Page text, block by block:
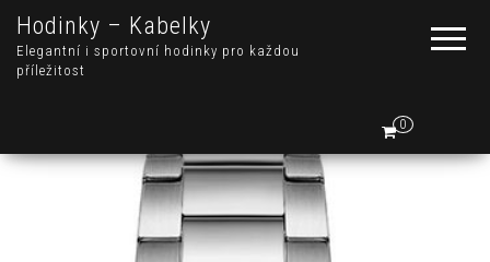
Hodinky – Kabelky
Elegantní i sportovní hodinky pro každou
příležitost
0